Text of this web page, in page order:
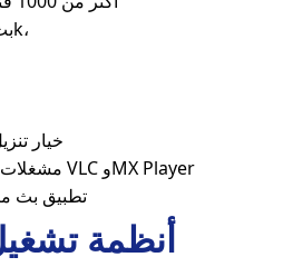
بث الفيديو عالي الدقة/4k،
خيار
مشغلات الوسائط الخارجية مثل VLC وMX Player
تطبيق بث
أنظمة